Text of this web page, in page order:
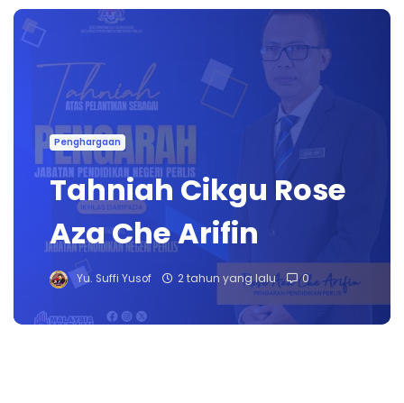
Penghargaan
Tahniah Cikgu Rose
Aza Che Arifin
Yu. Suffi Yusof 2 tahun yang lalu 0